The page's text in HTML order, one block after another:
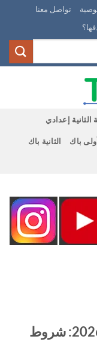
تواصل معنا
الثانية إعدادي
باك الثانية باك
دليل عتبة النجاح بالمغرب 2026: شروط